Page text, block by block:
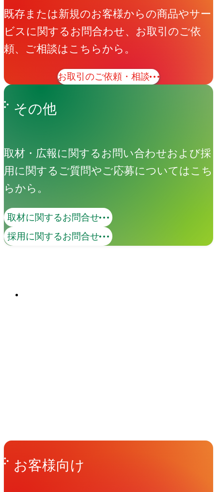
既存または新規のお客様からの商品やサー
ビスに関するお問合わせ、お取引のご依
頼、ご相談はこちらから。
お取引のご依頼・相談
その他
取材・広報に関するお問い合わせおよび採
用に関するご質問やご応募についてはこち
らから。
取材に関するお問合せ
採用に関するお問合せ
amana Creative Camp
amana Creative Campは、企業のクリエイ
ティブ人材を育て、組織全体の創造性を
Get in Touchお問い合わせ
お客様向け